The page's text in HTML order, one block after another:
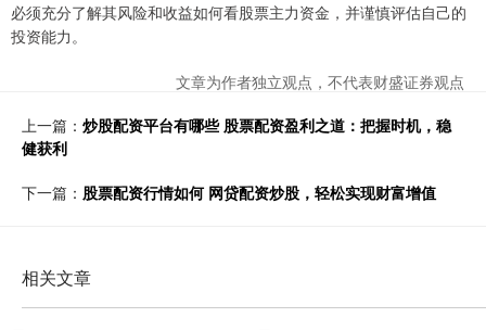
必须充分了解其风险和收益如何看股票主力资金，并谨慎评估自己的
投资能力。
文章为作者独立观点，不代表财盛证券观点
上一篇： 炒股配资平台有哪些 股票配资盈利之道：把握时机，稳
健获利
下一篇： 股票配资行情如何 网贷配资炒股，轻松实现财富增值
相关文章